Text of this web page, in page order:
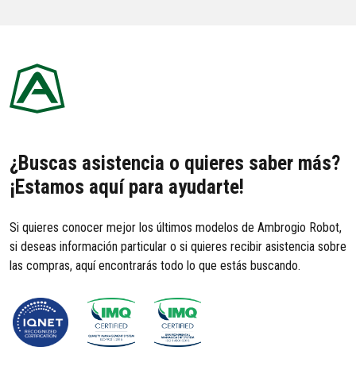
¿Buscas asistencia o quieres saber más?
¡Estamos aquí para ayudarte!
Si quieres conocer mejor los últimos modelos de Ambrogio Robot,
si deseas información particular o si quieres recibir asistencia sobre
las compras, aquí encontrarás todo lo que estás buscando.